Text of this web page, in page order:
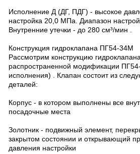
Исполнение Д (ДГ, ПДГ) - высокое
настройка 20,0 МПа. Диапазон
Внутренние утечки - до 280 см³/мин .
Конструкция гидроклапана ПГ54-34М
Рассмотрим конструкцию
распространенной модификации
исполнения) . Клапан состоит из
деталей:
Корпус - в котором выполнены все
посадочные места
Золотник - подвижный элемент,
закрытом состоянии и открывающий
давления настройки